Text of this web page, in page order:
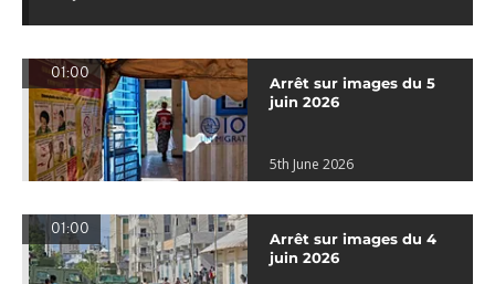
01:00
Arrêt sur images du 5
juin 2026
5th June 2026
01:00
Arrêt sur images du 4
juin 2026